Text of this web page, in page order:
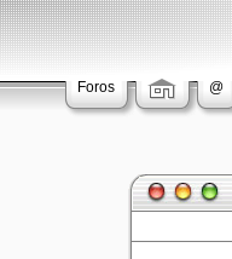
Foros @